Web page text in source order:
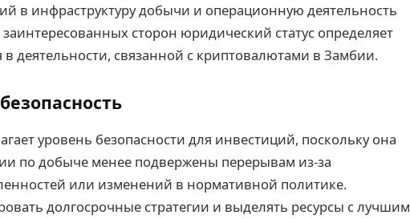
в инфраструктуру добычи и операционную деятельность
сторон юридический статус определяет
в деятельности, связанной с криптовалютами в Замбии.
уровень безопасности для инвестиций, поскольку она
по добыче менее подвержены перерывам из-за
или изменений в нормативной политике.
долгосрочные стратегии и выделять ресурсы с лучшим